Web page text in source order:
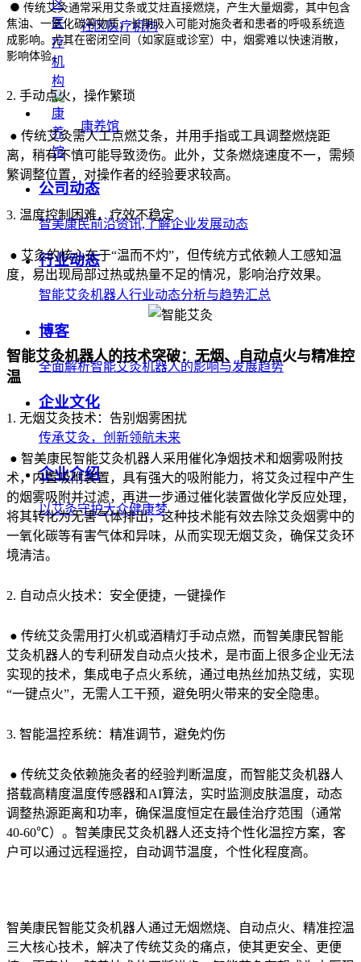
社区医疗机构
康养馆
公司动态
智美康民前沿资讯,了解企业发展动态
行业动态
智能艾灸机器人行业动态分析与趋势汇总
博客
全面解析智能艾灸机器人的影响与发展趋势
企业文化
传承艾灸，创新领航未来
企业介绍
以艾灸守护大众健康梦
● 传统艾灸通常采用艾条或艾炷直接燃烧，产生大量烟雾，其中包含
焦油、一氧化碳等物质，长期吸入可能对施灸者和患者的呼吸系统造
成影响。尤其在密闭空间（如家庭或诊室）中，烟雾难以快速消散，
影响体验。
2. 手动点火，操作繁琐
● 传统艾灸需人工点燃艾条，并用手指或工具调整燃烧距
离，稍有不慎可能导致烫伤。此外，艾条燃烧速度不一，需频
繁调整位置，对操作者的经验要求较高。
3. 温度控制困难，疗效不稳定
● 艾灸的核心在于“温而不灼”，但传统方式依赖人工感知温
度，易出现局部过热或热量不足的情况，影响治疗效果。
智能艾灸机器人的技术突破：无烟、自动点火与精准控
温
1. 无烟艾灸技术：告别烟雾困扰
● 智美康民智能艾灸机器人采用催化净烟技术和烟雾吸附技
术，内置吸附装置，具有强大的吸附能力，将艾灸过程中产生
的烟雾吸附并过滤，再进一步通过催化装置做化学反应处理，
将其转化为无害气体排出，这种技术能有效去除艾灸烟雾中的
一氧化碳等有害气体和异味，从而实现无烟艾灸，确保艾灸环
境清洁。
2. 自动点火技术：安全便捷，一键操作
● 传统艾灸需用打火机或酒精灯手动点燃，而智美康民智能
艾灸机器人的专利研发自动点火技术，是市面上很多企业无法
实现的技术，集成电子点火系统，通过电热丝加热艾绒，实现
“一键点火”，无需人工干预，避免明火带来的安全隐患。
3. 智能温控系统：精准调节，避免灼伤
● 传统艾灸依赖施灸者的经验判断温度，而智能艾灸机器人
搭载高精度温度传感器和AI算法，实时监测皮肤温度，动态
调整热源距离和功率，确保温度恒定在最佳治疗范围（通常
40-60℃）。智美康民艾灸机器人还支持个性化温控方案，客
户可以通过远程遥控，自动调节温度，个性化程度高。
智美康民智能艾灸机器人通过无烟燃烧、自动点火、精准控温
三大核心技术，解决了传统艾灸的痛点，使其更安全、更便